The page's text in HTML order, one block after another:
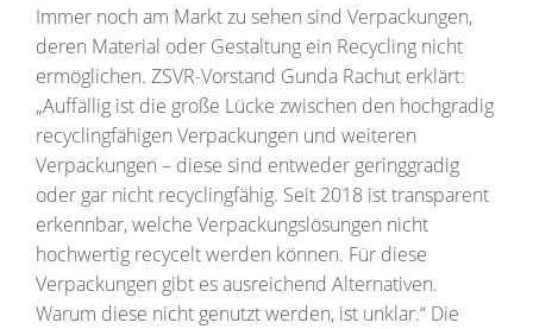
Immer noch am Markt zu sehen sind Verpackungen,
deren Material oder Gestaltung ein Recycling nicht
ermöglichen. ZSVR-Vorstand Gunda Rachut erklärt:
„Auffällig ist die große Lücke zwischen den hochgradig
recyclingfähigen Verpackungen und weiteren
Verpackungen – diese sind entweder geringgradig
oder gar nicht recyclingfähig. Seit 2018 ist transparent
erkennbar, welche Verpackungslösungen nicht
hochwertig recycelt werden können. Für diese
Verpackungen gibt es ausreichend Alternativen.
Warum diese nicht genutzt werden, ist unklar.“ Die